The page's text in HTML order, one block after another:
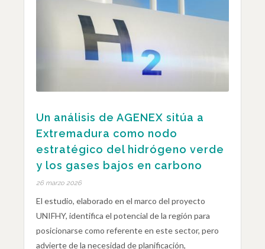
Un análisis de AGENEX sitúa a
Extremadura como nodo
estratégico del hidrógeno verde
y los gases bajos en carbono
26 marzo 2026
El estudio, elaborado en el marco del proyecto
UNIFHY, identifica el potencial de la región para
posicionarse como referente en este sector, pero
advierte de la necesidad de planificación,